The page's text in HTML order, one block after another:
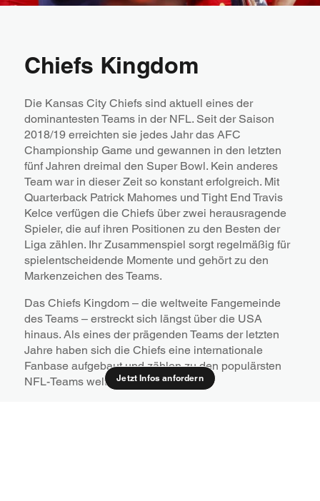
Jetzt Infos anfordern
Chiefs Kingdom
Die Kansas City Chiefs sind aktuell eines der
dominantesten Teams in der NFL. Seit der Saison
2018/19 erreichten sie jedes Jahr das AFC
Championship Game und gewannen in den letzten
fünf Jahren dreimal den Super Bowl. Kein anderes
Team war in dieser Zeit so konstant erfolgreich. Mit
Quarterback Patrick Mahomes und Tight End Travis
Kelce verfügen die Chiefs über zwei herausragende
Spieler, die auf ihren Positionen zu den Besten der
Liga zählen. Ihr Zusammenspiel sorgt regelmäßig für
spielentscheidende Momente und gehört zu den
Markenzeichen des Teams.
Das Chiefs Kingdom – die weltweite Fangemeinde
des Teams – erstreckt sich längst über die USA
hinaus. Als eines der prägenden Teams der letzten
Jahre haben sich die Chiefs eine internationale
Fanbase aufgebaut und zählen zu den populärsten
NFL-Teams weltweit.